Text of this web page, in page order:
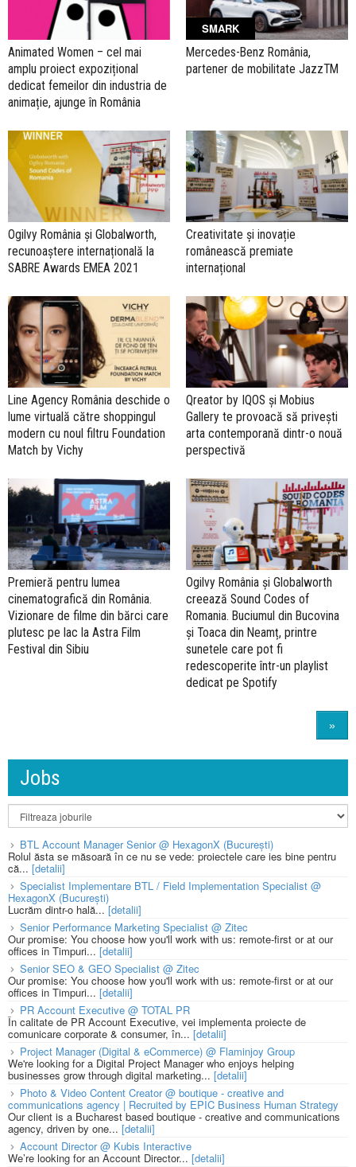
Animated Women – cel mai
amplu proiect expozițional
dedicat femeilor din industria de
animație, ajunge în România
SMARK
Mercedes-Benz România,
partener de mobilitate JazzTM
Ogilvy România și Globalworth,
recunoaștere internațională la
SABRE Awards EMEA 2021
Creativitate și inovație
românească premiate
internațional
Line Agency România deschide o
lume virtuală către shoppingul
modern cu noul filtru Foundation
Match by Vichy
Qreator by IQOS și Mobius
Gallery te provoacă să privești
arta contemporană dintr-o nouă
perspectivă
Premieră pentru lumea
cinematografică din România.
Vizionare de filme din bărci care
plutesc pe lac la Astra Film
Festival din Sibiu
Ogilvy România și Globalworth
creează Sound Codes of
Romania. Buciumul din Bucovina
și Toaca din Neamț, printre
sunetele care pot fi
redescoperite într-un playlist
dedicat pe Spotify
»
Jobs
BTL Account Manager Senior @ HexagonX (București)
Rolul ăsta se măsoară în ce nu se vede: proiectele care ies bine pentru
că... [detalii]
Specialist Implementare BTL / Field Implementation Specialist @
HexagonX (București)
Lucrăm dintr-o hală...[detalii]
Senior Performance Marketing Specialist @ Zitec
Our promise: You choose how you'll work with us: remote-first or at our
offices in Timpuri... [detalii]
Senior SEO & GEO Specialist @ Zitec
Our promise: You choose how you'll work with us: remote-first or at our
offices in Timpuri... [detalii]
PR Account Executive @ TOTAL PR
În calitate de PR Account Executive, vei implementa proiecte de
comunicare corporate & consumer, în... [detalii]
Project Manager (Digital & eCommerce) @ Flaminjoy Group
We're looking for a Digital Project Manager who enjoys helping
businesses grow through digital marketing... [detalii]
Photo & Video Content Creator @ boutique - creative and
communications agency | Recruited by EPIC Business Human Strategy
Our client is a Bucharest based boutique - creative and communications
agency, driven by one... [detalii]
Account Director @ Kubis Interactive
We’re looking for an Account Director... [detalii]